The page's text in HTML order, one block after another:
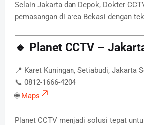
Selain Jakarta dan Depok, Dokter
pemasangan di area Bekasi dengan
🔸 Planet CCTV –
📍 Karet Kuningan, Setiabudi, Jakarta
📞 0812-1666-4204
🌐Maps
Planet CCTV menjadi solusi tepat